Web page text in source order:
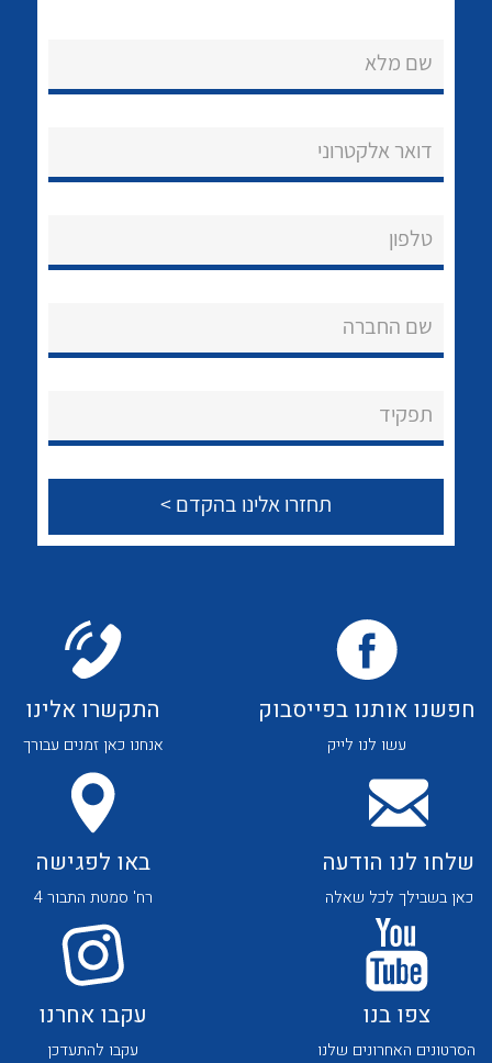
נקודות מכירה
About Ateka Ltd.
צור קשר
לכל מוצרי היצרן
לכל מוצרי היצרן לכל מוצרי היצרן
לכל מוצרי היצרן לכל מוצרי היצרן
לכל מוצרי היצרן לכל מוצרי היצרן
שם מלא
דואר אלקטרוני
טלפון
שם החברה
תפקיד
חפשנו אותנו בפייסבוק
עשו לנו לייק
התקשרו אלינו
אנחנו כאן זמנים עבורך
שלחו לנו הודעה
כאן בשבילך לכל שאלה
באו לפגישה
רח' סמטת התבור 4
צפו בנו
הסרטונים האחרונים שלנו
עקבו אחרנו
עקבו להתעדכן